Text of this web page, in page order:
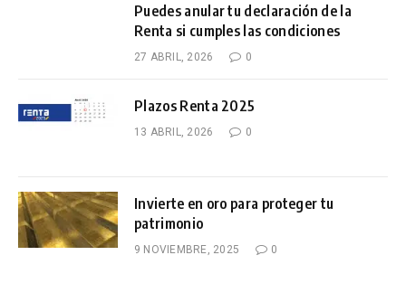
Puedes anular tu declaración de la
Renta si cumples las condiciones
27 ABRIL, 2026 0
Plazos Renta 2025
13 ABRIL, 2026 0
Invierte en oro para proteger tu
patrimonio
9 NOVIEMBRE, 2025 0